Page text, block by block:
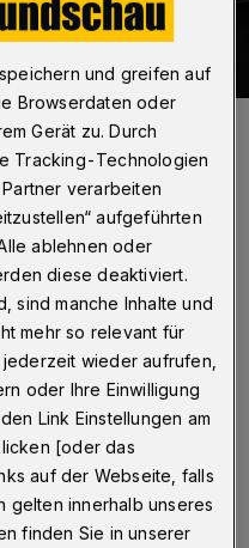
Sturm, die junge
nicht nur eine Arie aus
zu einem stimmlichen Warm-
vor 9 Uhr am
relativ frühen
mit
ein, stehen ein
und greifen auf
Browserdaten oder
Gerät zu. Durch
Tracking-Technologien
verarbeiten
aufgeführten
ablehnen oder
diese deaktiviert.
sind manche Inhalte und
mehr so relevant für
wieder aufrufen,
oder Ihre Einwilligung
Link Einstellungen am
[oder das
auf der Webseite, falls
gelten innerhalb unseres
finden Sie in unserer